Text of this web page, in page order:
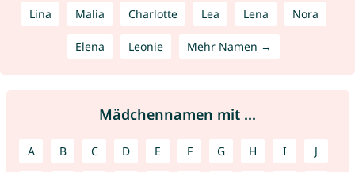
Lina Malia Charlotte Lea Lena Nora
Elena Leonie Mehr Namen →
Mädchennamen mit ...
A B C D E F G H I J